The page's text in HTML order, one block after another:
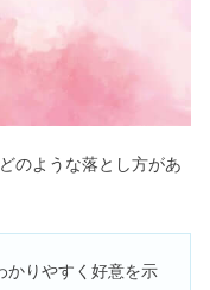
のような落とし方があ
かりやすく好意を示